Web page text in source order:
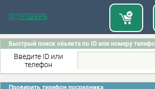
Быстрый поиск обьекта по ID или номеру
Введите ID или
телефон
Проверить телефон посредника